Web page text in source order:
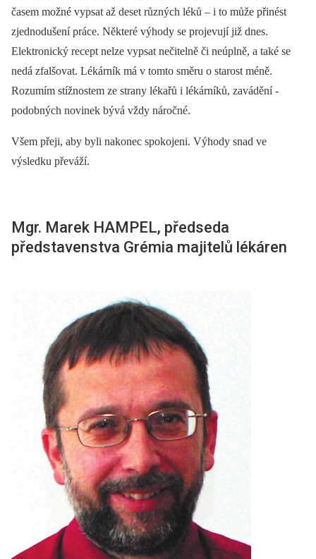
časem možné vypsat až deset různých léků –⁠ i to může přinést
zjednodušení práce. ­Některé výhody se projevují již dnes.
Elektronický recept nelze vypsat nečitelně či neúplně, a také se
nedá zfalšovat. ­Lékárník má v tomto směru o starost méně.
Rozumím stížnostem ze strany lékařů i lékárníků, zavádění ­
podobných novinek bývá vždy náročné.
Všem přeji, aby byli nakonec spokojeni. Výhody snad ve
výsledku převáží.
Mgr. Marek HAMPEL, předseda
představenstva Grémia majitelů lékáren